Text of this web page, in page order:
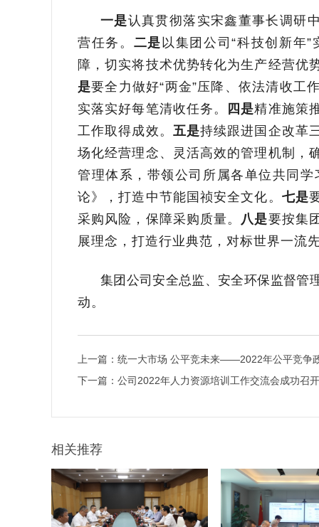
一是认真贯彻落实宋鑫董事长调研
营任务。 二是以集团公司“科技创新年
障，切实将技术优势转化为生产经营优
是要全力做好“两金”压降、依法清收工
实落实好每笔清收任务。
四是精准施策
工作取得成效。 五是持续跟进国企改革
场化经营理念、灵活高效的管理机制，
管理体系，带领公司所属各单位共同
论》，打造中节能国祯安全文化。 七是
采购风险，保障采购质量。 八是要按集
展理念，打造行业典范，对标世界一流
集团公司安全总监、安全环保监督管
动。
上一篇： 统一大市场 公平竞未来——2022年公平竞争
下一篇： 公司2022年人力资源培训工作交流会成功召开
相关推荐